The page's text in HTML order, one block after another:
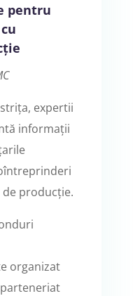
pentru
expertii
informații
producție.
organizat
parteneriat